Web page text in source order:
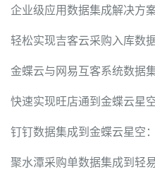
轻松实现吉客云采购入库数
金蝶云与网易互客系统数据
快速实现旺店通到金蝶云星
钉钉数据集成到金蝶云星空
聚水潭采购单数据集成到轻